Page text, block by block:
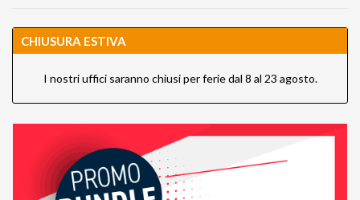
CHIUSURA ESTIVA
I nostri uffici saranno chiusi per ferie dal 8 al 23 agosto.